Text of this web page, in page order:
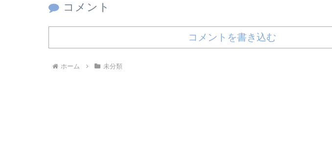
コメント
コメントを書き込む
ホーム 未分類